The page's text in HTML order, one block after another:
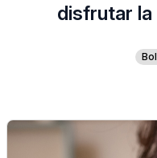
disfrutar la